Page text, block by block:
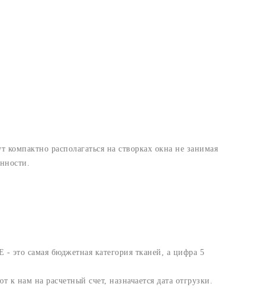
располагаться на створках окна не занимая
это самая бюджетная категория тканей, а цифра 5
нам на расчетный счет, назначается дата отгрузки.